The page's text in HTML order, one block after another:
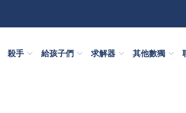
殺手 給孩子們 求解器 其他數獨